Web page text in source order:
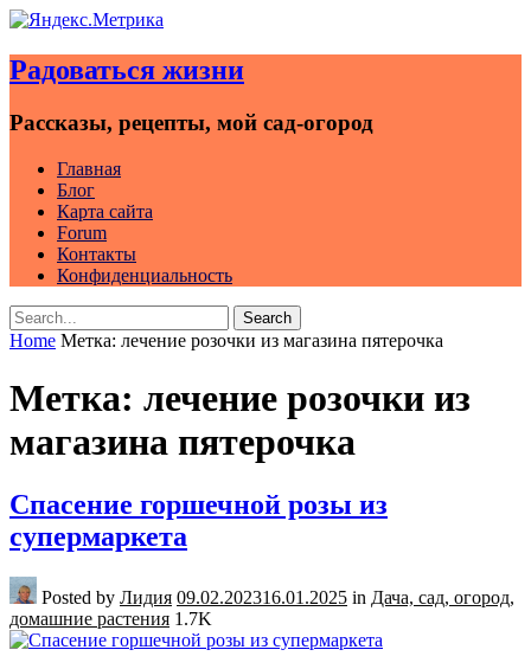
to
content
Радоваться жизни
Рассказы, рецепты, мой сад-огород
Главная
Блог
Карта сайта
Forum
Контакты
Конфиденциальность
Search
for:
Search
Home Метка: лечение розочки из магазина пятерочка
Метка: лечение розочки из
магазина пятерочка
Спасение горшечной розы из
супермаркета
Posted by Лидия 09.02.202316.01.2025 in Дача, сад, огород,
домашние растения 1.7K